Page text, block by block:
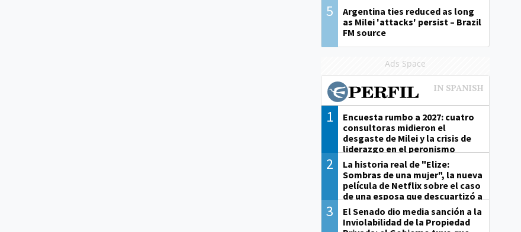
5
Argentina ties reduced as long
as Milei 'attacks' persist – Brazil
FM source
Ads Space
1
Encuesta rumbo a 2027: cuatro
consultoras midieron el
desgaste de Milei y la crisis de
liderazgo en el peronismo
2
La historia real de "Elize:
Sombras de una mujer", la nueva
película de Netflix sobre el caso
de una esposa que descuartizó a
su marido
3
El Senado dio media sanción a la
Inviolabilidad de la Propiedad